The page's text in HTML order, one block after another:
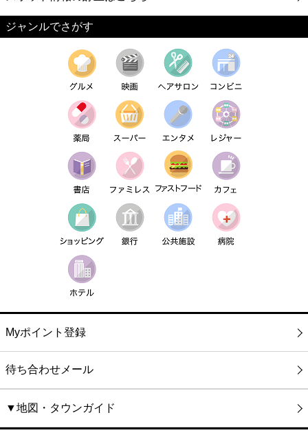
ジャンルでさがす
Myポイント登録
待ち合わせメール
▼地図・タウンガイド